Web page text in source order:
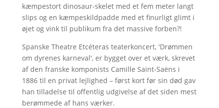
kæmpestort dinosaur-skelet med et fem meter langt
slips og en kæmpeskildpadde med et finurligt glimt i
øjet og vink til publikum fra det massive forben?!
Spanske Theatre Etcéteras teaterkoncert, 'Drømmen
om dyrenes karneval', er bygget over et værk, skrevet
af den franske komponists Camille Saint-Saëns i
1886 til en privat lejlighed – først kort før sin død gav
han tilladelse til offentlig udgivelse af det siden mest
berømmede af hans værker.